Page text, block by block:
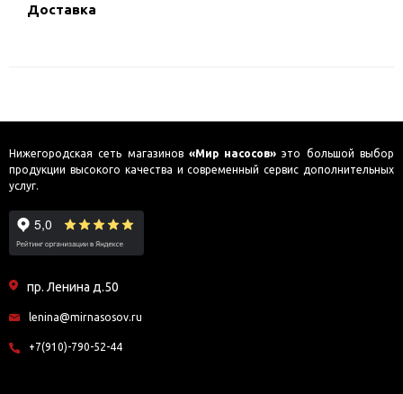
Доставка
Нижегородская сеть магазинов «Мир насосов» это большой выбор
продукции высокого качества и современный сервис дополнительных
услуг.
пр. Ленина д.50
lenina@mirnasosov.ru
+7(910)-790-52-44